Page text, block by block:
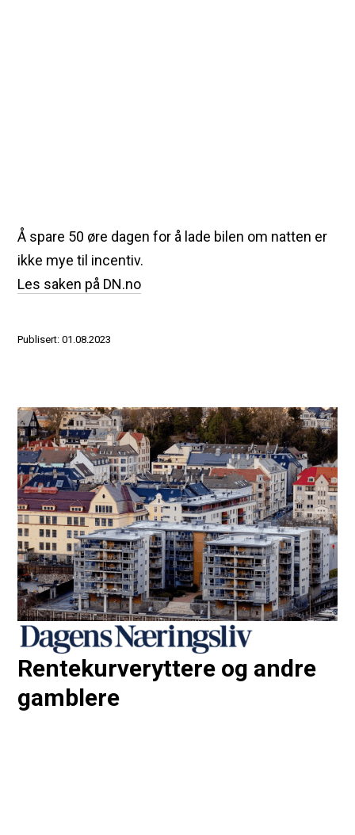
Å spare 50 øre dagen for å lade bilen om natten er
ikke mye til incentiv.
Les saken på DN.no
Publisert: 01.08.2023
Rentekurveryttere og andre
gamblere